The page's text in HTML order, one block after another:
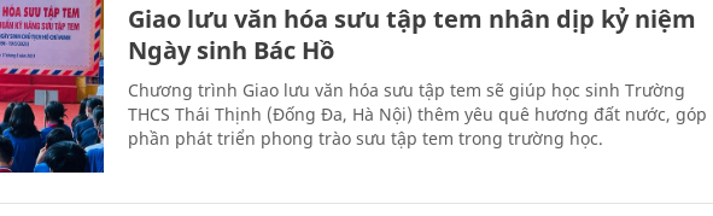
Giao lưu văn hóa sưu tập tem nhân dịp kỷ niệm
Ngày sinh Bác Hồ
Chương trình Giao lưu văn hóa sưu tập tem sẽ giúp học sinh Trường
THCS Thái Thịnh (Đống Đa, Hà Nội) thêm yêu quê hương đất nước, góp
phần phát triển phong trào sưu tập tem trong trường học.